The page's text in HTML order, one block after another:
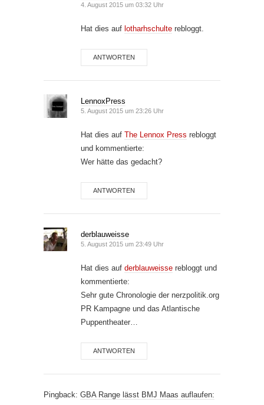
4. August 2015 um 03:32 Uhr
Hat dies auf lotharhschulte rebloggt.
ANTWORTEN
LennoxPress
5. August 2015 um 23:26 Uhr
Hat dies auf The Lennox Press rebloggt
und kommentierte:
Wer hätte das gedacht?
ANTWORTEN
derblauweisse
5. August 2015 um 23:49 Uhr
Hat dies auf derblauweisse rebloggt und
kommentierte:
Sehr gute Chronologie der nerzpolitik.org
PR Kampagne und das Atlantische
Puppentheater…
ANTWORTEN
Pingback: GBA Range lässt BMJ Maas auflaufen: